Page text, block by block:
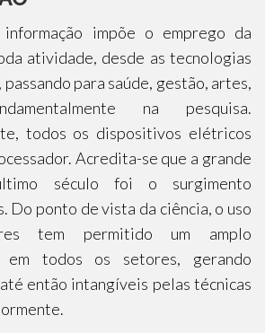
impõe o emprego da
atividade, desde as tecnologias
passando para saúde, gestão, artes,
na pesquisa.
todos os dispositivos elétricos
Acredita-se que a grande
século foi o surgimento
Do ponto de vista da ciência, o uso
tem permitido um amplo
em todos os setores, gerando
então intangíveis pelas técnicas